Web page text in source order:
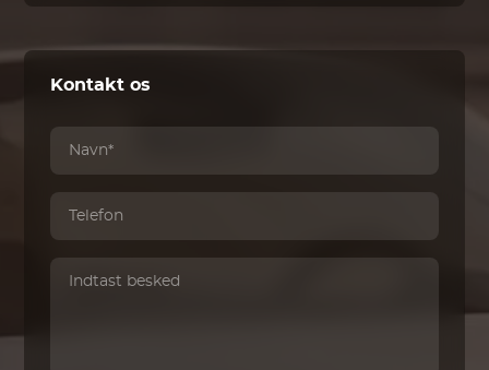
Kontakt os